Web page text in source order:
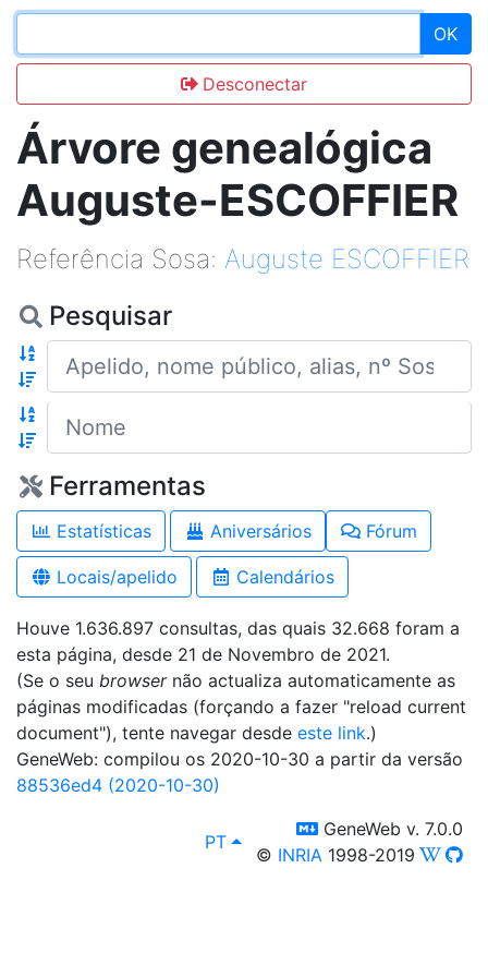
OK
Desconectar
Árvore genealógica
Auguste-ESCOFFIER
Referência Sosa: Auguste ESCOFFIER
Pesquisar
Apelido
Ferramentas
Estatísticas Aniversários Fórum
Locais/apelido Calendários
Houve 1.636.897 consultas, das quais 32.668 foram a
esta página, desde 21 de Novembro de 2021.
(Se o seu browsernão actualiza automaticamente as
páginas modificadas (forçando a fazer "reload current
document"), tente navegar desde este link.)
GeneWeb: compilou os 2020-10-30 a partir da versão
88536ed4 (2020-10-30)
lang
PT, Ver em:
switch to templm
GeneWeb v. 7.0.0
© INRIA 1998-2019